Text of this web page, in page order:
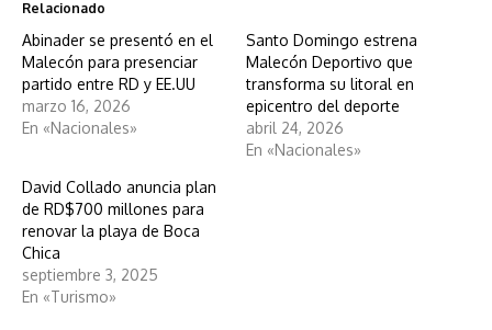
Relacionado
Abinader se presentó en el
Malecón para presenciar
partido entre RD y EE.UU
marzo 16, 2026
En «Nacionales»
Santo Domingo estrena
Malecón Deportivo que
transforma su litoral en
epicentro del deporte
abril 24, 2026
En «Nacionales»
David Collado anuncia plan
de RD$700 millones para
renovar la playa de Boca
Chica
septiembre 3, 2025
En «Turismo»